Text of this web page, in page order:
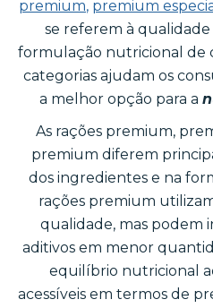
premium, premium
se referem à
formulação nutricional de
categorias ajudam os
a melhor opção para a
As rações premium,
premium diferem
dos ingredientes e na
rações premium
qualidade, mas podem
aditivos em menor
equilíbrio nutricional
acessíveis em termos de